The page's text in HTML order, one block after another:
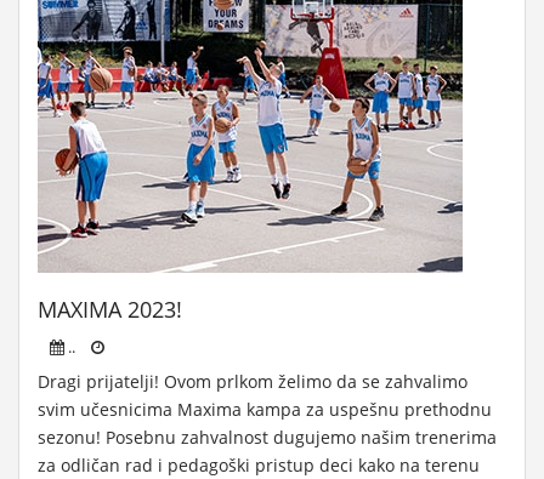
MAXIMA 2023!
..
Dragi prijatelji! Ovom prlkom želimo da se zahvalimo
svim učesnicima Maxima kampa za uspešnu prethodnu
sezonu! Posebnu zahvalnost dugujemo našim trenerima
za odličan rad i pedagoški pristup deci kako na terenu